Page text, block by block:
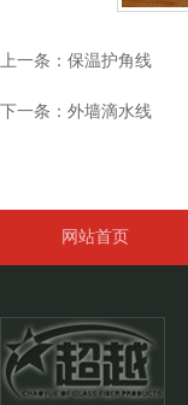
上一条： 保温护角线
下一条： 外墙滴水线
网站首页